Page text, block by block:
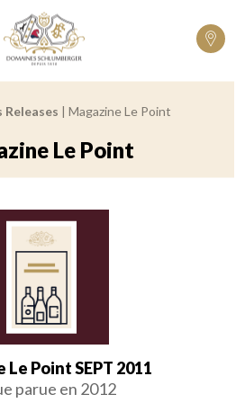
Domaines Schlumberger Vignerons
Releases | Magazine Le Point
Le Point
Le Point SEPT 2011
parue en 2012